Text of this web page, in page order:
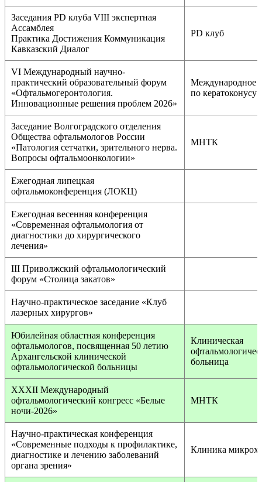
Заседания PD клуба VIII экспертная
Ассамблея
Практика Достижения Коммуникация
Кавказский Диалог
PD клуб
VI Международный научно-
практический образовательный форум
«Офтальмогеронтология.
Инновационные решения проблем 2026»
Международное
по кератоконусу
Заседание Волгоградского отделения
Общества офтальмологов России
«Патология сетчатки, зрительного нерва.
Вопросы офтальмоонкологии»
МНТК
Ежегодная липецкая
офтальмоконференция (ЛОКЦ)
Ежегодная весенняя конференция
«Современная офтальмология от
диагностики до хирургического
лечения»
III Приволжский офтальмологический
форум «Столица закатов»
Научно-практическое заседание «Клуб
лазерных хирургов»
Юбилейная областная конференция
офтальмологов, посвященная 50 летию
Архангельской клинической
офтальмологической больницы
Клиническая
больница
XXXII Международный
офтальмологический конгресс «Белые
ночи-2026»
МНТК
Научно-практическая конференция
«Современные подходы к профилактике,
диагностике и лечению заболеваний
органа зрения»
Клиника